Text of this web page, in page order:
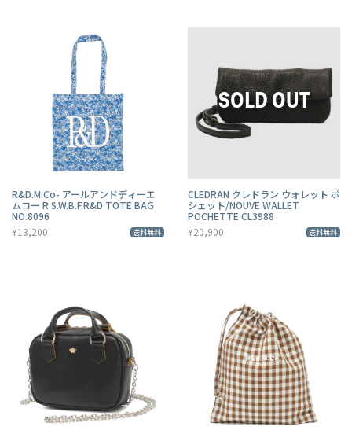
R&D.M.Co- アールアンドディーエ
ムコー R.S.W.B.F.R&D TOTE BAG
NO.8096
¥13,200
送料無料
CLEDRAN クレドラン ウォレット ポ
シェット/NOUVE WALLET
POCHETTE CL3988
¥20,900
送料無料